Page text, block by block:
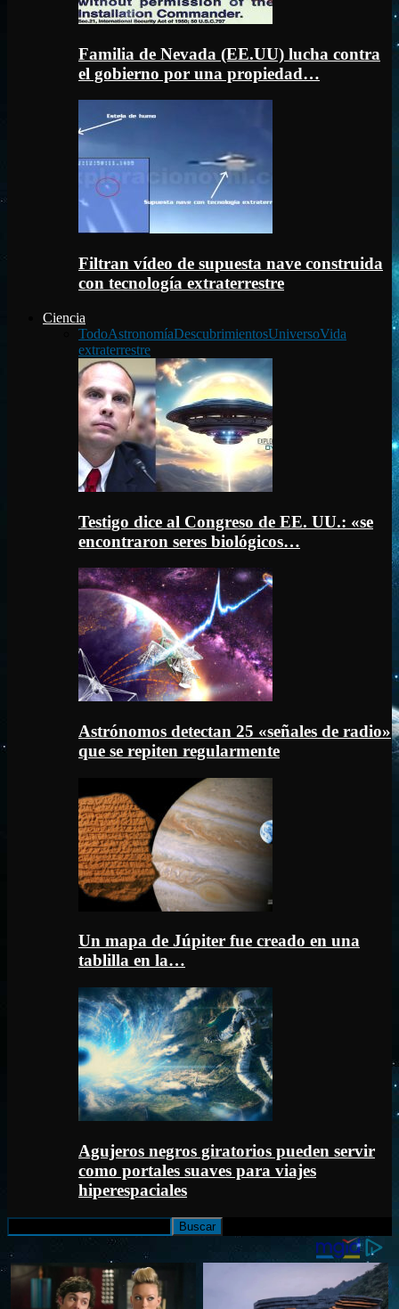
Familia de Nevada (EE.UU) lucha contra
el gobierno por una propiedad…
Filtran vídeo de supuesta nave construida
con tecnología extraterrestre
Ciencia
TodoAstronomíaDescubrimientosUniversoVida
extraterrestre
Testigo dice al Congreso de EE. UU.: «se
encontraron seres biológicos…
Astrónomos detectan 25 «señales de radio»
que se repiten regularmente
Un mapa de Júpiter fue creado en una
tablilla en la…
Agujeros negros giratorios pueden servir
como portales suaves para viajes
hiperespaciales